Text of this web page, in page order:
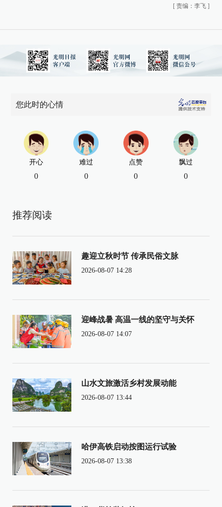
[ 责编：李飞 ]
您此时的心情
开心
0
难过
0
点赞
0
飘过
0
推荐阅读
趣迎立秋时节 传承民俗文脉
2026-08-07 14:28
迎峰战暑 高温一线的坚守与关怀
2026-08-07 14:07
山水文旅激活乡村发展动能
2026-08-07 13:44
哈伊高铁启动按图运行试验
2026-08-07 13:38